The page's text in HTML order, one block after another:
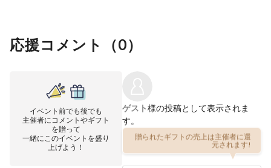
応援コメント（0）
イベント前でも後でも
主催者にコメントやギフト
を贈って
一緒にこのイベントを盛り
上げよう！
ゲスト様の投稿として表示されま
す。
贈られたギフトの売上は主催者に還
元されます!